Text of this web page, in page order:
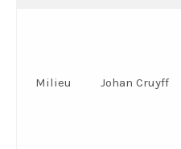
Milieu Johan Cruyff